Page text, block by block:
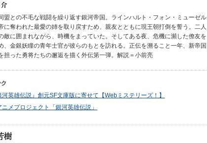
盟との不毛な戦闘を繰り返す銀河帝国。ラインハルト・フォン・ミューゼル
に奪われた最愛の姉を取り戻すため、親友とともに現王朝打倒を誓う。二人
敵に囲まれながら、時機をまっていた。そしてある夜、危機に瀕した僚友を
、金銀妖瞳の青年士官が彼らのもとを訪れる。正伝を溯ること一年、新帝国
担った勇将たちの邂逅を描く外伝第一弾。解説＝小前亮
河英雄伝説』創元SF文庫版に寄せて【Webミステリーズ！】
ニメプロジェクト「銀河英雄伝説」
樹